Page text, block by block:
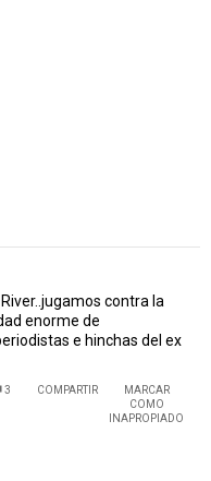
contra la
enorme de
e hinchas del ex
3 COMPARTIR
MARCAR
COMO
INAPROPIADO